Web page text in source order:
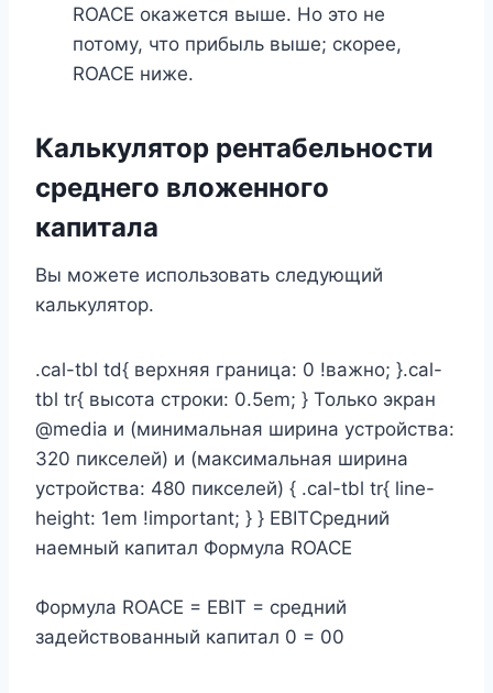
ROACE окажется выше. Но это не
потому, что прибыль выше; скорее,
ROACE ниже.
Калькулятор рентабельности
среднего вложенного
капитала
Вы можете использовать следующий
калькулятор.
.cal-tbl td{ верхняя граница: 0 !важно; }.cal-
tbl tr{ высота строки: 0.5em; } Только экран
@media и (минимальная ширина устройства:
320 пикселей) и (максимальная ширина
устройства: 480 пикселей) { .cal-tbl tr{ line-
height: 1em !important; } } EBITСредний
наемный капитал Формула ROACE
Формула ROACE = EBIT = средний
задействованный капитал 0 = 00